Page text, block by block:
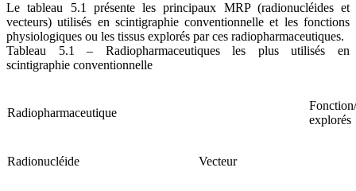
Le tableau 5.1 présente les principaux MRP (radionucléides et
vecteurs) utilisés en scintigraphie conventionnelle et les fonctions
physiologiques ou les tissus explorés par ces radiopharmaceutiques.
Tableau 5.1 – Radiopharmaceutiques les plus utilisés en
scintigraphie conventionnelle
Radiopharmaceutique
explorés
Radionucléide Vecteur